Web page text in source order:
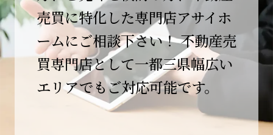
この節目を無事に迎えることができましたの
は、日頃よりご愛顧いただいているお客様、お
力添えをいただいている取引先の皆様、そして
支えてくださったすべての関係者の皆様のおか
げであり、心より深く感謝申し上げます。
10年という年月の中で、多くのご縁と学びをい
ただき、今日の当社があります。
しかしながら、10周年は通過点にすぎません。
売買に特化した専門店アサイホ
ームにご相談下さい！ 不動産売
買専門店として一都三県幅広い
エリアでもご対応可能です。